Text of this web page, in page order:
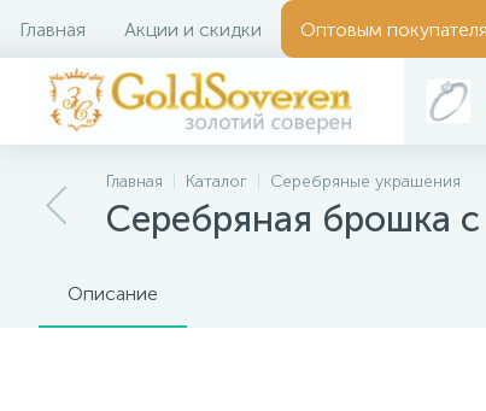
Главная Акции и скидки Оптовым
Главная Каталог Серебряные украшения
Серебряная брошка
Описание